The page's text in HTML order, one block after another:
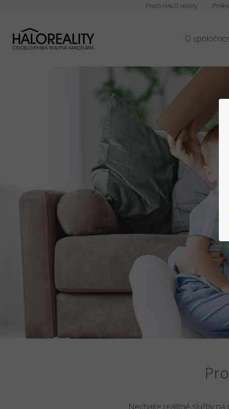
Prečo HALO reality
O
Nechajte realitné služby